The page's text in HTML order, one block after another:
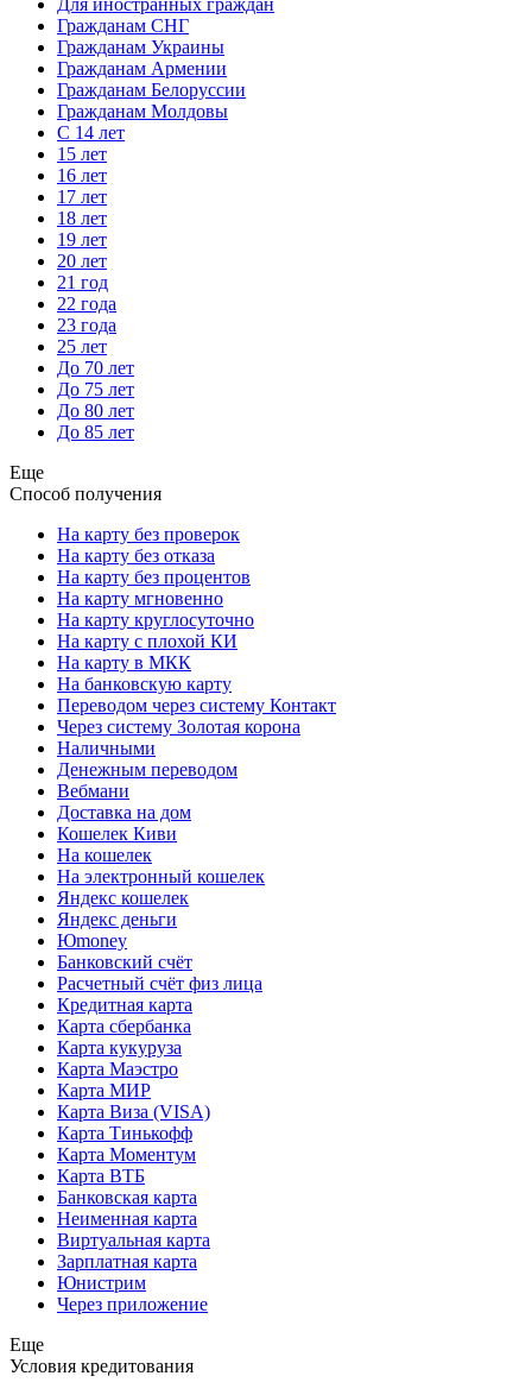
Для иностранных граждан
Гражданам СНГ
Гражданам Украины
Гражданам Армении
Гражданам Белоруссии
Гражданам Молдовы
С 14 лет
15 лет
16 лет
17 лет
18 лет
19 лет
20 лет
21 год
22 года
23 года
25 лет
До 70 лет
До 75 лет
До 80 лет
До 85 лет
Еще
Способ получения
На карту без проверок
На карту без отказа
На карту без процентов
На карту мгновенно
На карту круглосуточно
На карту с плохой КИ
На карту в МКК
На банковскую карту
Переводом через систему Контакт
Через систему Золотая корона
Наличными
Денежным переводом
Вебмани
Доставка на дом
Кошелек Киви
На кошелек
На электронный кошелек
Яндекс кошелек
Яндекс деньги
Юmoney
Банковский счёт
Расчетный счёт физ лица
Кредитная карта
Карта сбербанка
Карта кукуруза
Карта Маэстро
Карта МИР
Карта Виза (VISA)
Карта Тинькофф
Карта Моментум
Карта ВТБ
Банковская карта
Неименная карта
Виртуальная карта
Зарплатная карта
Юнистрим
Через приложение
Еще
Условия кредитования